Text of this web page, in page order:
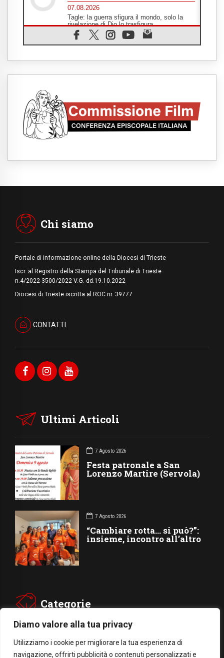
Diamo valore alla tua privacy
Utilizziamo i cookie per migliorare la tua esperienza di
navigazione, offrirti pubblicità o contenuti personalizzati e
07.08.2026
Tagle: la guerra sfigura il mondo, solo la
rivelazione di Dio lo trasfigura
07.08.2026
Il Papa in Francia, quattro giorni intensi tra
SIGNIS 2026, dare voce alle religiose
Honduras, gli sfollati invisibili di una crisi
dimenticata
07.08.2026
Italia, Antigone: carceri al limite della
Parolin conclude il viaggio in Messico: "La
Chi siamo
Portale di informazione online della Diocesi di Trieste
Iscr. al Registro della Stampa del Tribunale di Trieste
n.4/2022-3500/2022 V.G. dd.19.10.2022
Diocesi di Trieste iscritta al ROC nr. 39777
CONTATTI
Ultimi Articoli
7 Agosto 2026
Festa patronale a San
Lorenzo Martire (Servola)
7 Agosto 2026
“Cambiare rotta… si può?”:
insieme, incontro all’altro
Categorie
CARITÁ GIUBILEO